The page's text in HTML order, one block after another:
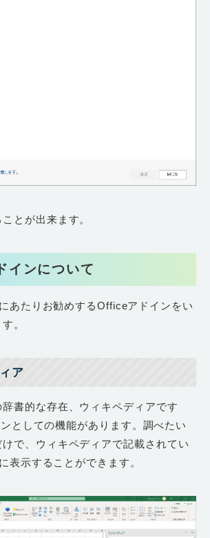
とが出来ます。
インについて
あたりお勧めするOfficeアドインをい
。
ア
書的な存在、ウィキペディアです
としての機能があります。調べたい
で、ウィキペディアで記載されてい
表示することができます。